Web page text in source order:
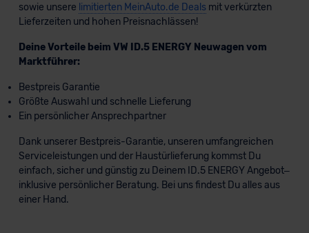
sowie unsere limitierten MeinAuto.de Dealsmit verkürzten
Lieferzeiten und hohen Preisnachlässen!
Deine Vorteile beim VW ID.5 ENERGY Neuwagen vom
Marktführer:
Bestpreis Garantie
Größte Auswahl und schnelle Lieferung
Ein persönlicher Ansprechpartner
Dank unserer Bestpreis-Garantie, unseren umfangreichen
Serviceleistungen und der Haustürlieferung kommst Du
einfach, sicher und günstig zu Deinem ID.5 ENERGY Angebot–
inklusive persönlicher Beratung. Bei uns findest Du alles aus
einer Hand.